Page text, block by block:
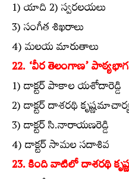
1) యాది 2) స్వరలయలు
3) సంగీత శిఖరాలు
4) మలయ మారుతాలు
22. ‘వీర తెలంగాణ’
1) డాక్టర్‌ పాకాల యశోదారెడ్డి
2) డాక్టర్‌ దాశరథి
3) డాక్టర్‌ సి.నారాయణరెడ్డి
4) డాక్టర్‌ సామల సదాశివ
23. కింది వాటిలో దాశరథి